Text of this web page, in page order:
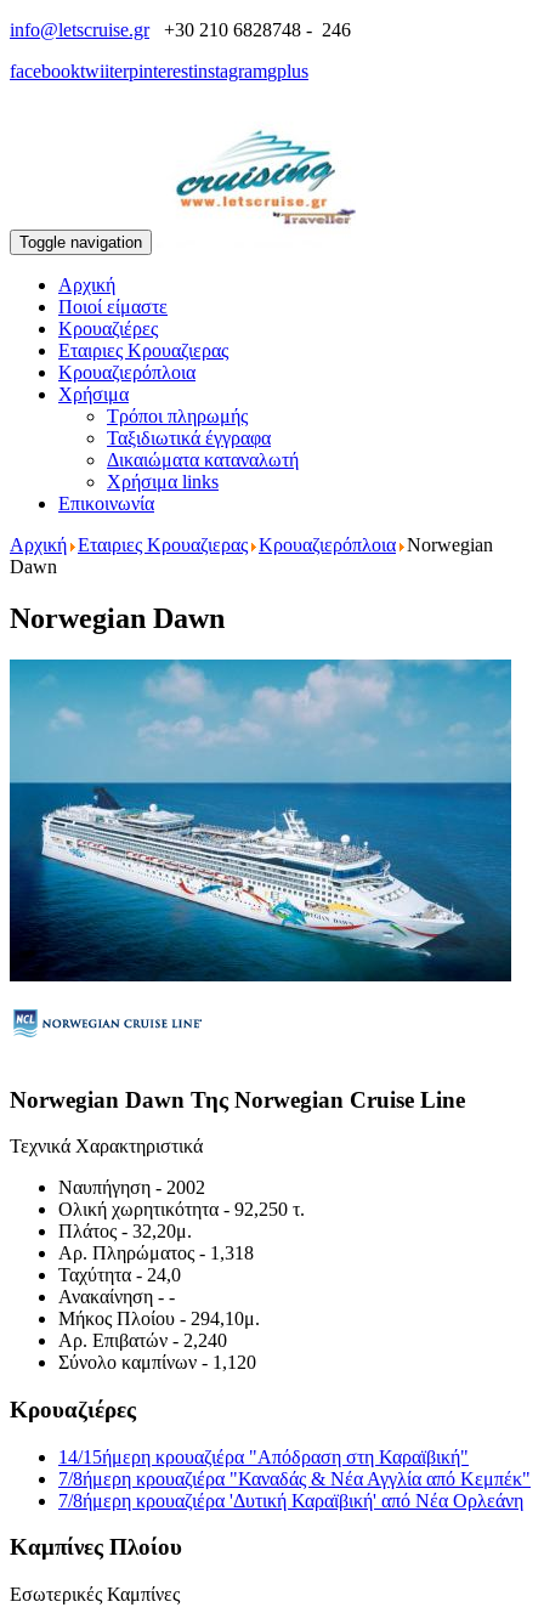
info@letscruise.gr
+30 210 6828748 - 246
facebooktwiiterpinterestinstagramgplus
Toggle navigation
Αρχική
Ποιοί είμαστε
Κρουαζιέρες
Εταιριες Κρουαζιερας
Κρουαζιερόπλοια
Χρήσιμα
Τρόποι πληρωμής
Ταξιδιωτικά έγγραφα
Δικαιώματα καταναλωτή
Χρήσιμα links
Επικοινωνία
Αρχική Εταιριες Κρουαζιερας Κρουαζιερόπλοια Norwegian
Dawn
Norwegian Dawn
Norwegian Dawn Της Norwegian Cruise Line
Τεχνικά Χαρακτηριστικά
Ναυπήγηση - 2002
Ολική χωρητικότητα - 92,250 τ.
Πλάτος - 32,20μ.
Αρ. Πληρώματος - 1,318
Ταχύτητα - 24,0
Ανακαίνηση - -
Μήκος Πλοίου - 294,10μ.
Αρ. Επιβατών - 2,240
Σύνολο καμπίνων - 1,120
Κρουαζιέρες
14/15ήμερη κρουαζιέρα "Απόδραση στη Καραϊβική"
7/8ήμερη κρουαζιέρα "Καναδάς & Νέα Αγγλία από Κεμπέκ"
7/8ήμερη κρουαζιέρα 'Δυτική Καραϊβική' από Νέα Ορλεάνη
Καμπίνες Πλοίου
Εσωτερικές Καμπίνες